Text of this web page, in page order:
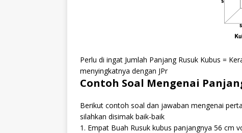
Perlu di ingat Jumlah Panjang Rusuk Kubus =
menyingkatnya dengan JPr
Contoh Soal Mengenai
Berikut contoh soal dan jawaban mengenai
silahkan disimak baik-baik
1. Empat Buah Rusuk kubus panjangnya 56 cm